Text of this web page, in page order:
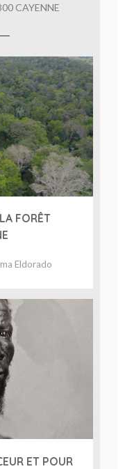
CAYENNE
FORÊT
Eldorado
ET POUR